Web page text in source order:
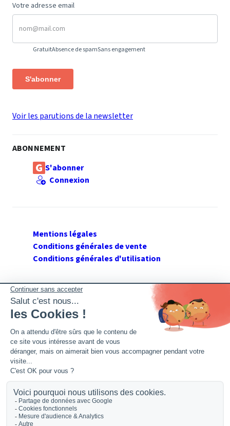
Votre adresse email
GratuitAbsence de spamSans engagement
S'abonner
Voir les parutions de la newsletter
ABONNEMENT
S'abonner
Connexion
Mentions légales
Conditions générales de vente
Conditions générales d'utilisation
SUIVEZ GERANT DE SARL
Twitter
Facebook